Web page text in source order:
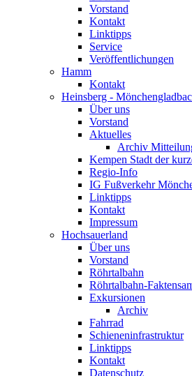
Vorstand
Kontakt
Linktipps
Service
Veröffentlichungen
Hamm
Kontakt
Heinsberg -
Über uns
Vorstand
Aktuelles
Archiv
Kempen Stadt der
Regio-Info
IG Fußverkehr
Linktipps
Kontakt
Impressum
Hochsauerland
Über uns
Vorstand
Röhrtalbahn
Röhrtalbahn-
Exkursionen
Archiv
Fahrrad
Schieneninfrastruktur
Linktipps
Kontakt
Datenschutz